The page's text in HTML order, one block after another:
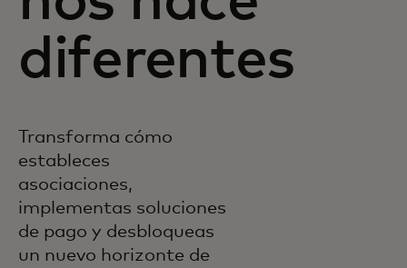
diferentes
Transforma cómo
estableces
asociaciones,
implementas soluciones
de pago y desbloqueas
un nuevo horizonte de